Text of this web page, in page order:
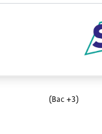
(Bac +3)